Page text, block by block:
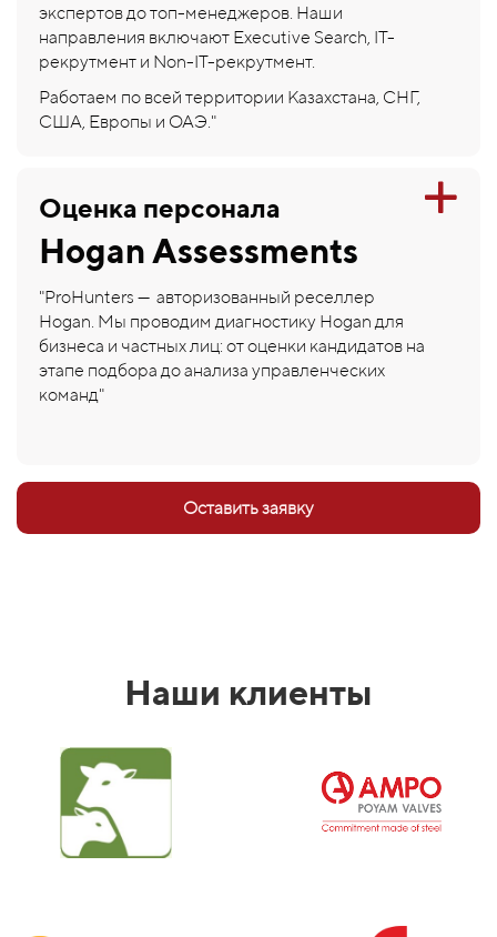
экспертов до топ-менеджеров. Наши
направления включают Executive Search, IT-
рекрутмент и Non-IT-рекрутмент.
Работаем по всей территории Казахстана, СНГ,
США, Европы и ОАЭ."
Оценка персонала
Hogan Assessments
"ProHunters — авторизованный реселлер
Hogan. Мы проводим диагностику Hogan для
бизнеса и частных лиц: от оценки кандидатов на
этапе подбора до анализа управленческих
команд"
Оставить заявку
Наши клиенты